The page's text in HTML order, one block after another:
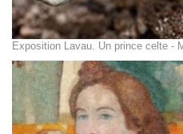
Exposition Lavau. Un prince celte -